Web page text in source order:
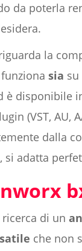
da poterla
la
sia su
è disponibile
(VST, AU,
dalla
si adatta
ricerca di un
che non